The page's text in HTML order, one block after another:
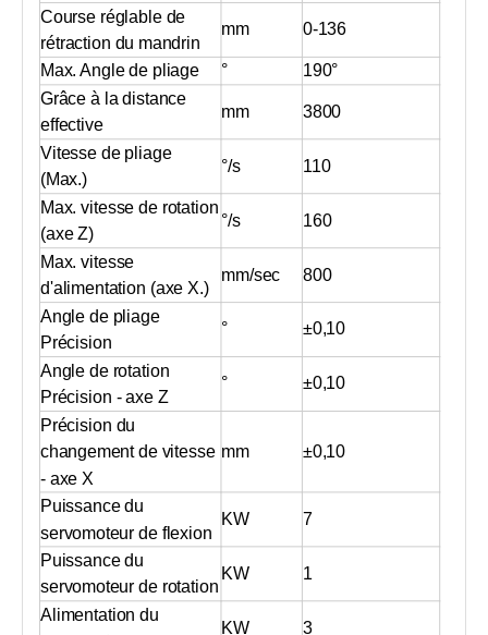
Course réglable de
rétraction du mandrin
mm 0-136
Max. Angle de pliage °
190°
Grâce à la distance
effective
mm 3800
Vitesse de pliage
(Max.)
°/s 110
Max. vitesse de rotation
(axe Z)
°/s 160
Max. vitesse
d'alimentation (axe X.)
mm/sec 800
Angle de pliage
Précision
° ±0,10
Angle de rotation
Précision - axe Z
° ±0,10
Précision du
changement de vitesse
- axe X
mm ±0,10
Puissance du
servomoteur de flexion
KW 7
Puissance du
servomoteur de rotation
KW 1
Alimentation du
KW 3